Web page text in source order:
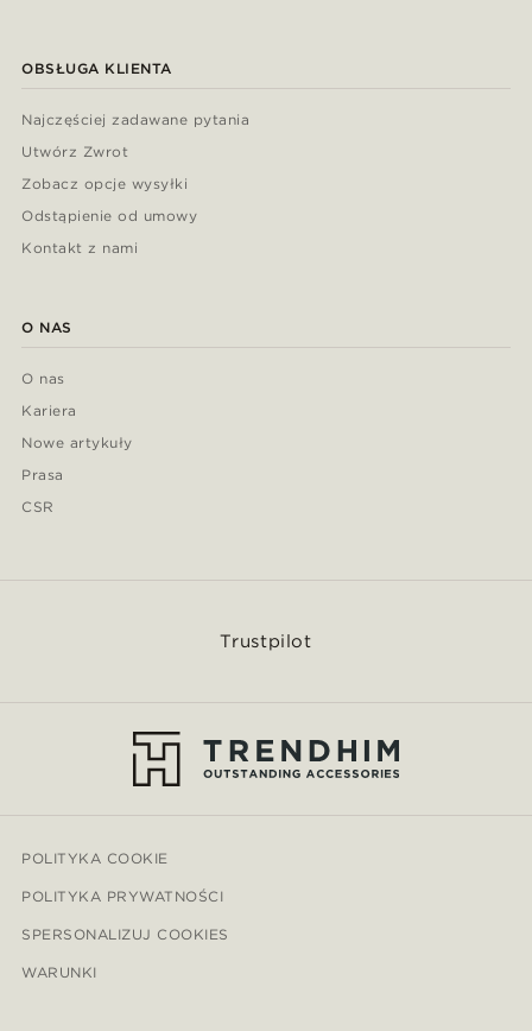
OBSŁUGA KLIENTA
Najczęściej zadawane pytania
Utwórz Zwrot
Zobacz opcje wysyłki
Odstąpienie od umowy
Kontakt z nami
O NAS
O nas
Kariera
Nowe artykuły
Prasa
CSR
Trustpilot
POLITYKA COOKIE
POLITYKA PRYWATNOŚCI
SPERSONALIZUJ COOKIES
WARUNKI